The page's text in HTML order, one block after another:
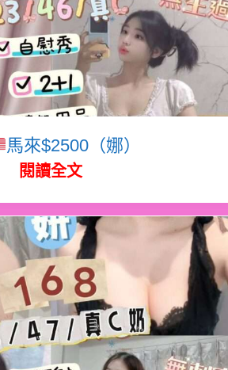
馬來$2500（娜）
閱讀全文